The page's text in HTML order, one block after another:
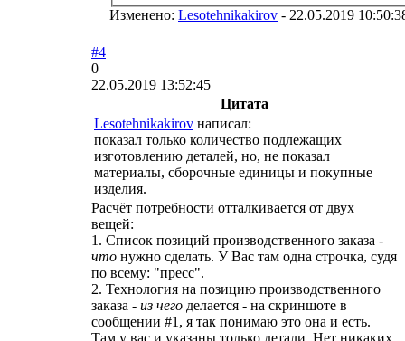
Изменено: Lesotehnikakirov - 22.05.2019
#4
0
22.05.2019 13:52:45
Цитата
Lesotehnikakirov написал:
показал только количество подлежащих
изготовлению деталей, но, не показал
материалы, сборочные единицы и покупные
изделия.
Расчёт потребности отталкивается от двух
вещей:
1. Список позиций производственного заказа -
что нужно сделать. У Вас там одна строчка, судя
по всему: "пресс".
2. Технология на позицию производственного
заказа - из чего делается - на скриншоте в
сообщении #1, я так понимаю это она и есть.
Там у вас и указаны только детали. Нет никаких